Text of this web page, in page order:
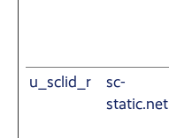
u_sclid_r
sc-
static.net